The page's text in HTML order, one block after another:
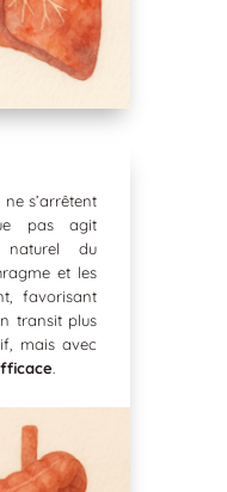
s’arrêtent
pas agit
du
et les
favorisant
transit plus
mais avec
.